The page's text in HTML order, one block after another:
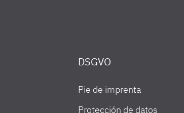
DSGVO
Pie de imprenta
Protección de datos